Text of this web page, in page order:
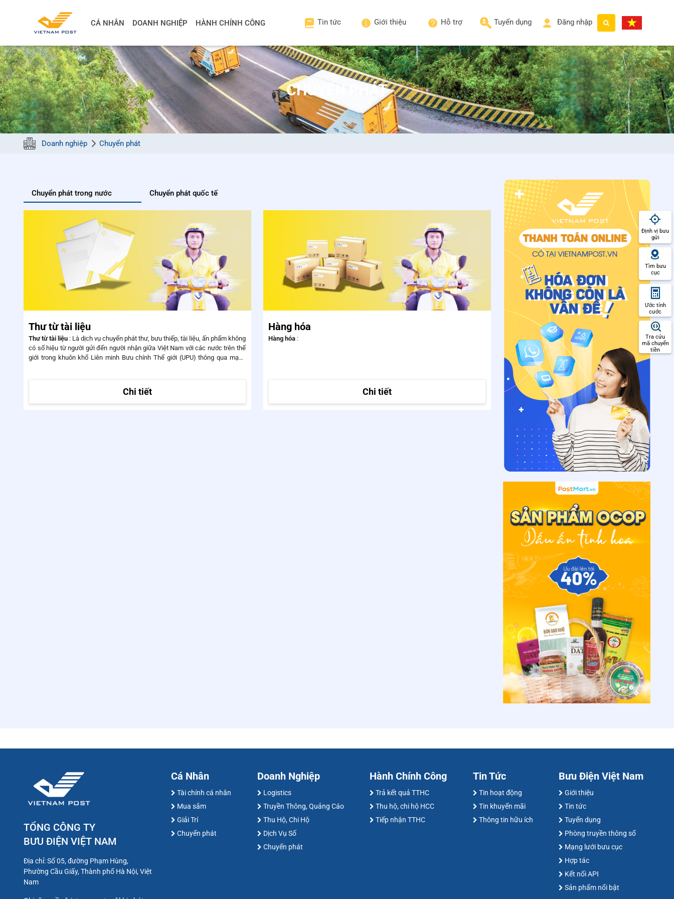
CÁ NHÂN DOANH NGHIỆP HÀNH CHÍNH CÔNG Tin tức Giới thiệu Hỗ trợ Tuyển dụng Đăng nhập
CHUYỂN PHÁT
Doanh nghiệp Chuyển phát
Chuyển phát trong nước Chuyển phát quốc tế
Thư từ tài liệu
Thư từ tài liệu
có số hiệu từ người gửi đến người nhận giữa Việt Nam với các nước trên thế
giới trong khuôn khổ Liên minh Bưu chính Thế giới (UPU) thông qua mạng
Chi tiết
Hàng hóa
Hàng hóa :
Chi tiết
TỔNG CÔNG TY
BƯU ĐIỆN VIỆT NAM
Địa chỉ: Số 05, đường Phạm Hùng,
Phường Cầu Giấy, Thành phố Hà Nội, Việt
Nam
Cá Nhân
Tài chính cá nhân
Mua sắm
Giải Trí
Chuyển phát
Doanh Nghiệp
Logistics
Truyền Thông, Quảng Cáo
Thu Hộ, Chi Hộ
Dịch Vụ Số
Chuyển phát
Hành Chính Công
Trả kết quả TTHC
Thu hộ, chi hộ HCC
Tiếp nhận TTHC
Tin Tức
Tin hoạt động
Tin khuyến mãi
Thông tin hữu ích
Bưu Điện Việt Nam
Giới thiệu
Tin tức
Tuyển dụng
Phòng truyền thông số
Mạng lưới bưu cục
Hợp tác
Kết nối API
Sản phẩm nổi bật
Định vị bưu
gửi
Tìm bưu
cục
Ước tính
cước
Tra cứu
mã chuyển
tiền